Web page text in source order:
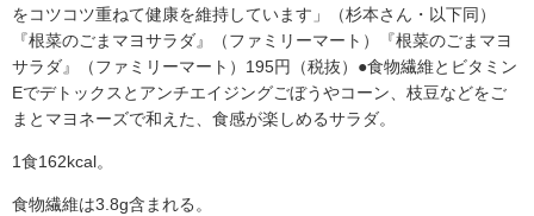
をコツコツ重ねて健康を維持しています」（杉本さん・以下同）
『根菜のごまマヨサラダ』（ファミリーマート）『根菜のごまマヨ
サラダ』（ファミリーマート）195円（税抜）●食物繊維とビタミン
Eでデトックスとアンチエイジングごぼうやコーン、枝豆などをご
まとマヨネーズで和えた、食感が楽しめるサラダ。
1食162kcal。
食物繊維は3.8g含まれる。